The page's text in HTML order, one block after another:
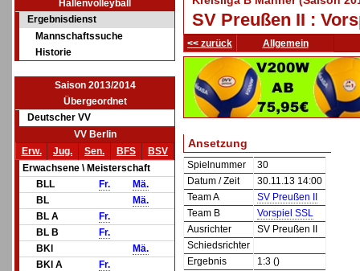
Hallenvolleyball
Ergebnisdienst
Mannschaftssuche
Historie
Saison 2013/2014
Übergeordnet
Deutscher VV
VV Berlin
Erw.
Jug. Sen. BFS
BSV
Erwachsene \ Meisterschaft
BLL
Fr.
Mä.
BL
Mä.
BL A
Fr.
BL B
Fr.
BKl
Mä.
BKl A
Fr.
SV Preußen II :
<< zurück Allgemein
Ansetzung
Spielnummer
30
Datum / Zeit
30.11.13 14:00
Team A
SV Preußen II
Team B
Vorspiel SSL
Ausrichter
SV Preußen II
Schiedsrichter
Ergebnis
1:3 ()